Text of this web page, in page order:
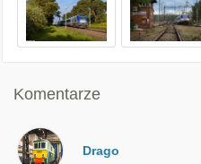
Komentarze
Drago